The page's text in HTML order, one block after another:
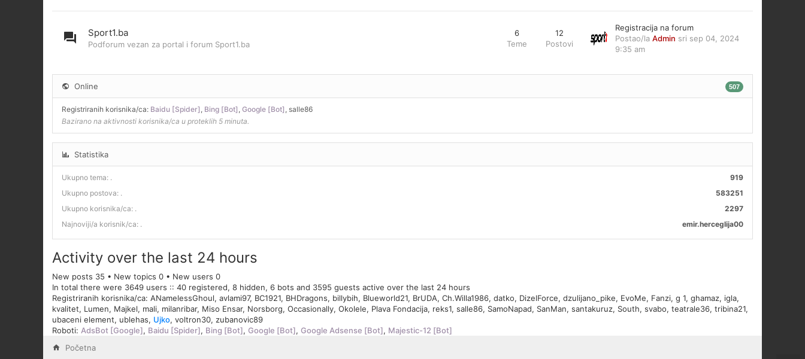
Sport1.ba
Podforum vezan za portal i forum Sport1.ba
6
Teme
12
Postovi
Registracija na forum
Postao/la Admin sri sep 04, 2024
9:35 am
Online 507
Registriranih korisnika/ca: Baidu [Spider] , Bing [Bot] , Google [Bot] , salle86
Bazirano na aktivnosti korisnika/ca u proteklih 5 minuta.
Statistika
Ukupno tema: 919
.
Ukupno postova:
583251
.
Ukupno korisnika/ca:
2297
.
Najnoviji/a korisnik/ca:
emir.herceglija00
.
Activity over the last 24 hours
New posts 35 • New topics 0 • New users 0
In total there were 3649 users :: 40 registered, 8 hidden, 6 bots and 3595 guests active over the last 24 hours
Registriranih korisnika/ca: ANamelessGhoul, avlami97, BC1921, BHDragons, billybih, Blueworld21, BrUDA, Ch.Willa1986, datko, DizelForce, dzulijano_pike, EvoMe, Fanzi, g 1, ghamaz, igla,
kvalitet, Lumen, Majkel, mali, milanribar, Miso Ensar, Norsborg, Occasionally, Okolele, Plava Fondacija, reks1, salle86, SamoNapad, SanMan, santakuruz, South, svabo, teatrale36, tribina21,
ubaceni element, ublehas, Ujko, voltron30, zubanovic89
Roboti: AdsBot [Google], Baidu [Spider], Bing [Bot], Google [Bot], Google Adsense [Bot], Majestic-12 [Bot]
Početna